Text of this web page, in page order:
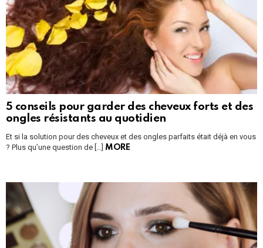
5 conseils pour garder des cheveux forts et des
ongles résistants au quotidien
Et si la solution pour des cheveux et des ongles parfaits était déjà en vous
? Plus qu’une question de […] MORE